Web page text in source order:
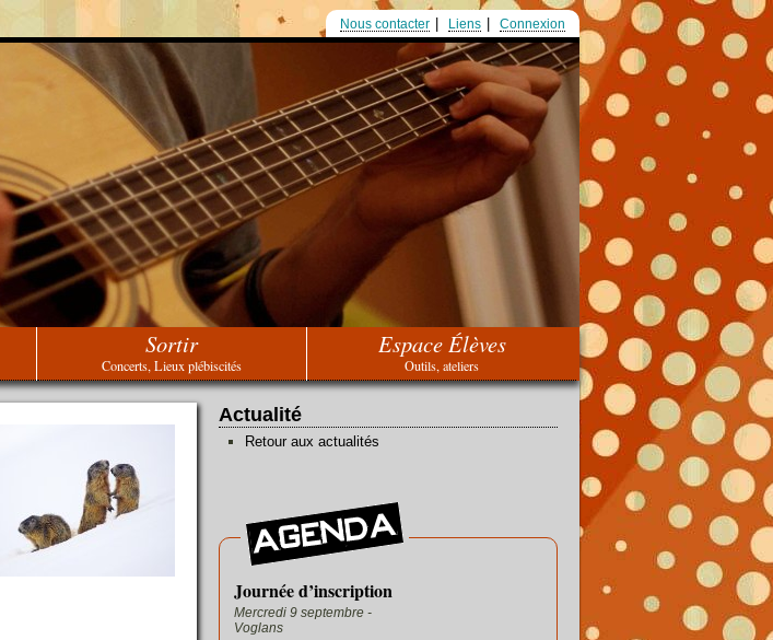
Nous contacter Liens Connexion
Sortir
Concerts, Lieux plébiscités
Espace Élèves
Outils, ateliers
Actualité
Retour aux actualités
Journée d’inscription
Mercredi 9 septembre -
Voglans